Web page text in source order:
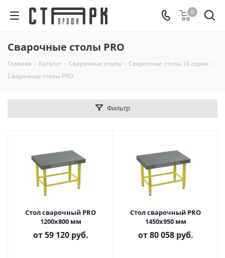
0
Сварочные столы PRO
Главная - Каталог - Сварочные столы - Сварочные столы 16 серия -
Сварочные столы PRO
Фильтр
Стол сварочный PRO
1200х800 мм
от59 120 руб.
Стол сварочный PRO
1450х950 мм
от80 058 руб.